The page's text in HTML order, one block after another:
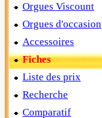
Orgues Viscount
Orgues d'occasion
Accessoires
Fiches
Liste des prix
Recherche
Comparatif